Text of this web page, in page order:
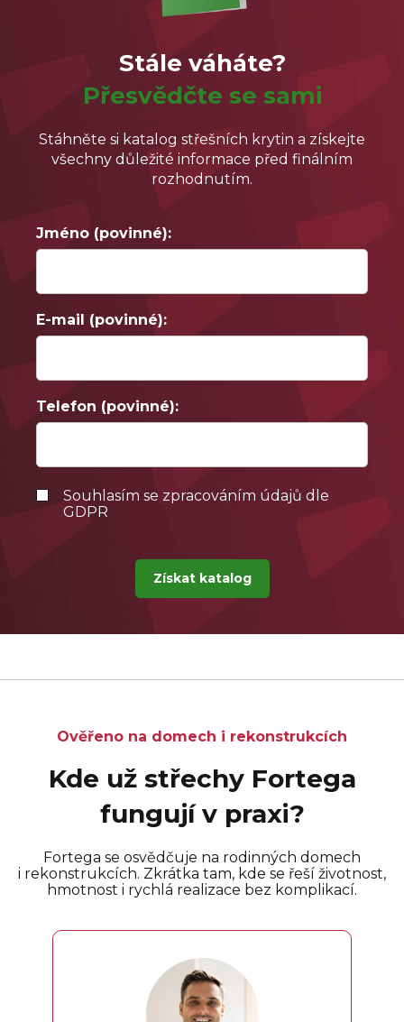
Stále váháte?
Přesvědčte se sami
Stáhněte si katalog střešních krytin a získejte
všechny důležité informace před finálním
rozhodnutím.
Jméno (povinné):
E-mail (povinné):
Telefon (povinné):
Souhlasím se zpracováním údajů dle
GDPR
Získat katalog
Ověřeno na domech i rekonstrukcích
Kde už střechy Fortega
fungují v praxi?
Fortega se osvědčuje na rodinných domech
i rekonstrukcích. Zkrátka tam, kde se řeší životnost,
hmotnost i rychlá realizace bez komplikací.